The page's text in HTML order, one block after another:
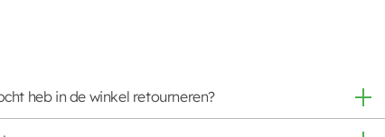
heb in de winkel retourneren?